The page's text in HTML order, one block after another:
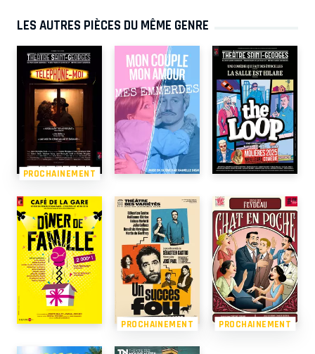
LES AUTRES PIÈCES DU MÊME GENRE
PROCHAINEMENT
PROCHAINEMENT PROCHAINEMENT